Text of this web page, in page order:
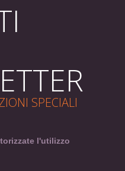
SPECIALI
l'utilizzo